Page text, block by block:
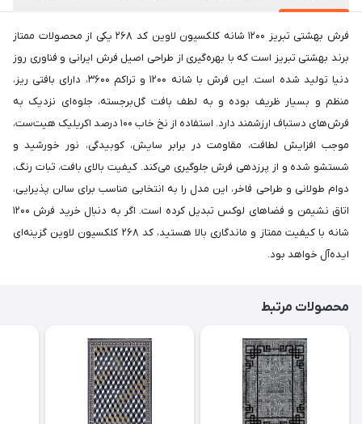
فرش بهشتی تبریز 1200 شانه کلکسیون لاوین کد 268 یکی از محصولات ممتاز
برند بهشتی تبریز است که با بهره‌گیری از طراحی اصیل فرش ایرانی و فناوری روز
دنیا تولید شده است. این فرش با شانه 1200 و تراکم 3600، دارای بافتی ریز،
منظم و بسیار ظریف بوده و به لطف بافت گل‌برجسته، جلوه‌ای نزدیک به
فرش‌های دستباف ارزشمند دارد. استفاده از نخ خاب 100 درصد اکریلیک هیت‌ست،
موجب افزایش لطافت، مقاومت در برابر سایش، کوبیدگی، نور خورشید و
شستشو شده و از پرزدهی فرش جلوگیری می‌کند. کیفیت بالای بافت، ثبات رنگ،
دوام طولانی و طراحی فاخر، این مدل را به انتخابی مناسب برای سالن پذیرایی،
اتاق نشیمن و فضاهای لوکس تبدیل کرده است. اگر به دنبال خرید فرش 1200
شانه با کیفیت ممتاز و ماندگاری بالا هستید، کد 268 کلکسیون لاوین گزینه‌ای
ایده‌آل خواهد بود.
محصولات مرتبط